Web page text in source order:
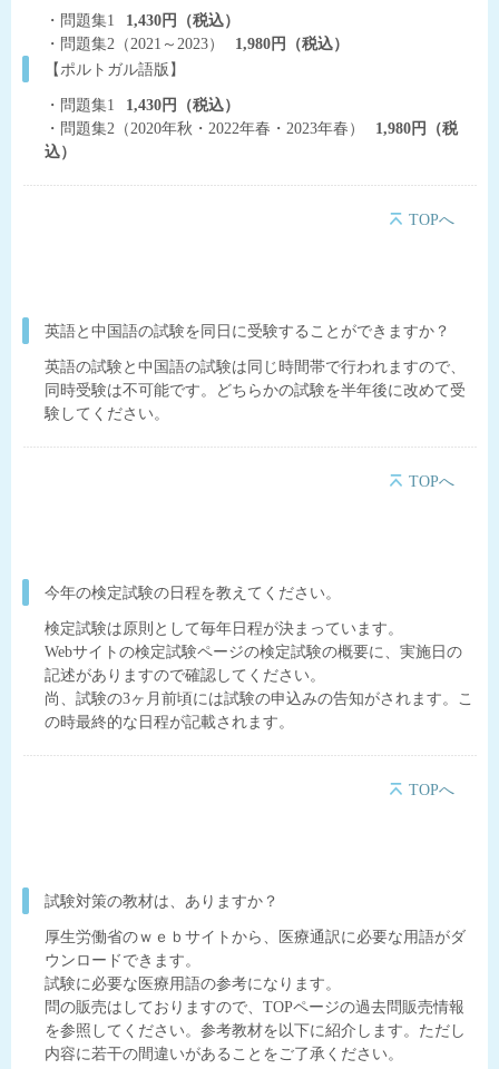
・問題集1
1,430円（税込）
・問題集2（2021～2023）
1,980円（税込）
【ポルトガル語版】
・問題集1
1,430円（税込）
・問題集2（2020年秋・2022年春・2023年春）
1,980円（税
込）
TOPへ
英語と中国語の試験を同日に受験することができますか？
英語の試験と中国語の試験は同じ時間帯で行われますので、
同時受験は不可能です。どちらかの試験を半年後に改めて受
験してください。
TOPへ
今年の検定試験の日程を教えてください。
検定試験は原則として毎年日程が決まっています。
Webサイトの検定試験ページの検定試験の概要に、実施日の
記述がありますので確認してください。
尚、試験の3ヶ月前頃には試験の申込みの告知がされます。こ
の時最終的な日程が記載されます。
TOPへ
試験対策の教材は、ありますか？
厚生労働省のｗｅｂサイトから、医療通訳に必要な用語がダ
ウンロードできます。
試験に必要な医療用語の参考になります。
問の販売はしておりますので、TOPページの過去問販売情報
を参照してください。参考教材を以下に紹介します。ただし
内容に若干の間違いがあることをご了承ください。